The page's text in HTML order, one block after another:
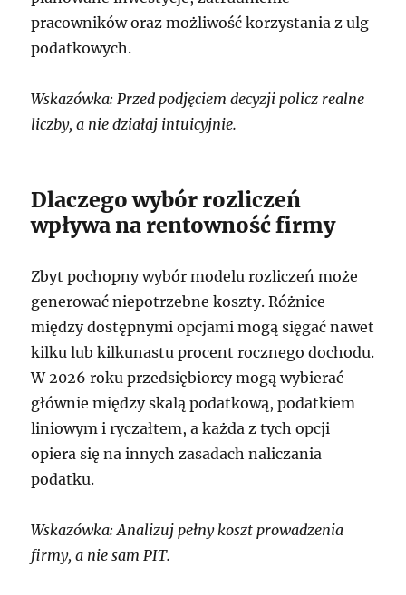
pracowników oraz możliwość korzystania z ulg
podatkowych.
Wskazówka: Przed podjęciem decyzji policz realne
liczby, a nie działaj intuicyjnie.
Dlaczego wybór rozliczeń
wpływa na rentowność firmy
Zbyt pochopny wybór modelu rozliczeń może
generować niepotrzebne koszty. Różnice
między dostępnymi opcjami mogą sięgać nawet
kilku lub kilkunastu procent rocznego dochodu.
W 2026 roku przedsiębiorcy mogą wybierać
głównie między skalą podatkową, podatkiem
liniowym i ryczałtem, a każda z tych opcji
opiera się na innych zasadach naliczania
podatku.
Wskazówka: Analizuj pełny koszt prowadzenia
firmy, a nie sam PIT.